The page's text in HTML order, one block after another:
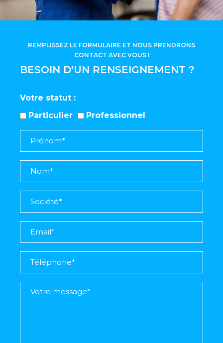
BESOIN D'UN RENSEIGNEMENT ?
REMPLISSEZ LE FORMULAIRE ET NOUS PRENDRONS
CONTACT AVEC VOUS !
Votre statut
Particulier
Professionnel